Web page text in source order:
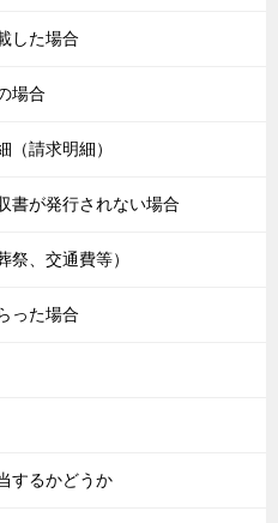
した場合
場合
（請求明細）
書が発行されない場合
祭、交通費等）
った場合
するかどうか